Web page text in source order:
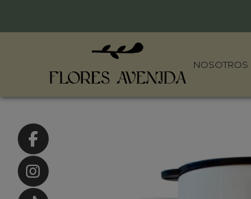
NOSOTROS